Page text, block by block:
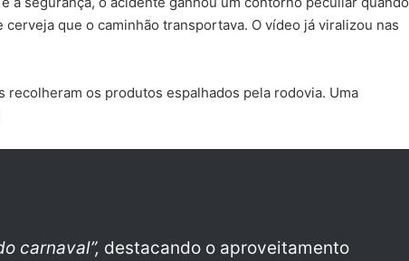
que o caminhão transportava. O vídeo já viralizou nas
os produtos espalhados pela rodovia. Uma
carnaval”, destacando o aproveitamento